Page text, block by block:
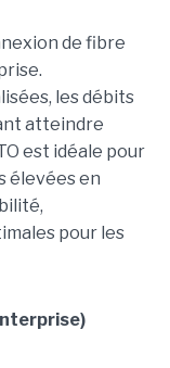
de fibre
les débits
atteindre
est idéale pour
élevées en
pour les